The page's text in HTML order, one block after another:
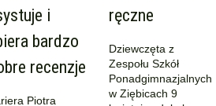
i
bardzo
recenzje
Piotra
ręczne
Dziewczęta z
Zespołu Szkół
Ponadgimnazjalnych
w Ziębicach 9